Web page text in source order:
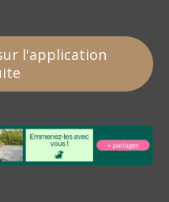
l'application